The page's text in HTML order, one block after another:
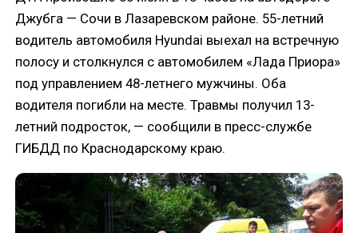
Джубга — Сочи в Лазаревском районе. 55-летний
водитель автомобиля Hyundai выехал на встречную
полосу и столкнулся с автомобилем «Лада Приора»
под управлением 48-летнего мужчины. Оба
водителя погибли на месте. Травмы получил 13-
летний подросток, — сообщили в пресс-службе
ГИБДД по Краснодарскому краю.